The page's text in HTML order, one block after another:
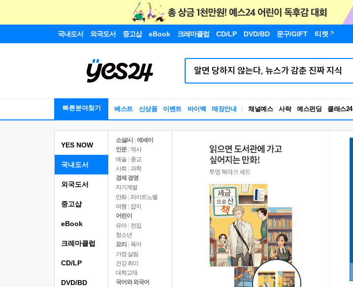
국내도서 외국도서 중고샵 eBook 크레마클럽 CD/LP DVD/BD 문구/GIFT 티켓
빠른분야찾기 베스트 신상품 이벤트 바이백 매장안내 채널예스 사락 예스펀딩 클래스24
YES NOW
국내도서
소설/시
에세이
인문
역사
예술 | 종교
사회 | 과학
경제 경영
자기계발
만화 | 라이트노벨
여행
잡지
어린이
유아 | 전집
청소년
요리
육아
가정 살림
건강 취미
대학교재
국어와 외국어
외국도서
중고샵
eBook
크레마클럽
CD/LP
DVD/BD